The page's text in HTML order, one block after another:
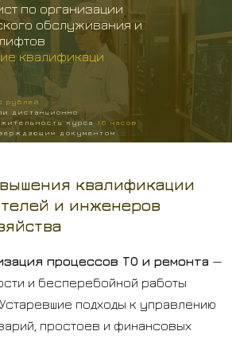
рублей
дистанционно
курса 16 часов
документом
по организации
обслуживания и
квалификаци
квалификации
и инженеров
процессов ТО и ремонта —
и бесперебойной работы
подходы к управлению
простоев и финансовых